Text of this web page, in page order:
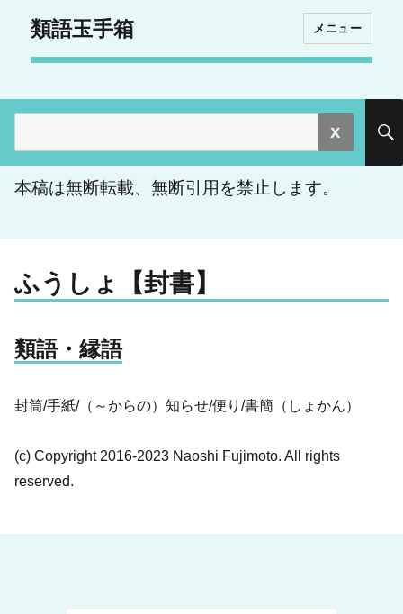
類語玉手箱 メニュー
索:
本稿は無断転載、無断引用を禁止します。
ふうしょ【封書】
類語・縁語
封筒/手紙/（～からの）知らせ/便り/書簡（しょかん）
(c) Copyright 2016-2023 Naoshi Fujimoto. All rights
reserved.